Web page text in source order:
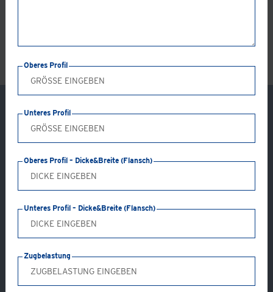
Anwendung: GC20-AB
Oberes Profil
Unteres Profil
Oberes Profil – Dicke&Breite (Flansch)
Unteres Profil – Dicke&Breite (Flansch)
Zugbelastung